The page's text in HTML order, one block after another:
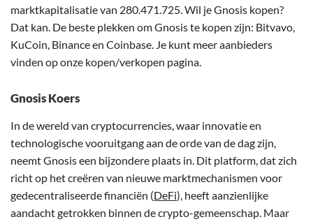
marktkapitalisatie van 280.471.725. Wil je Gnosis kopen?
Dat kan. De beste plekken om Gnosis te kopen zijn: Bitvavo,
KuCoin, Binance en Coinbase. Je kunt meer aanbieders
vinden op onze kopen/verkopen pagina.
Gnosis Koers
In de wereld van cryptocurrencies, waar innovatie en
technologische vooruitgang aan de orde van de dag zijn,
neemt Gnosis een bijzondere plaats in. Dit platform, dat zich
richt op het creëren van nieuwe marktmechanismen voor
gedecentraliseerde financiën (DeFi), heeft aanzienlijke
aandacht getrokken binnen de crypto-gemeenschap. Maar